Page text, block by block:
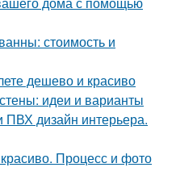
стоимость и
дешево и красиво
идеи и варианты
ПВХ дизайн интерьера.
Процесс и фото